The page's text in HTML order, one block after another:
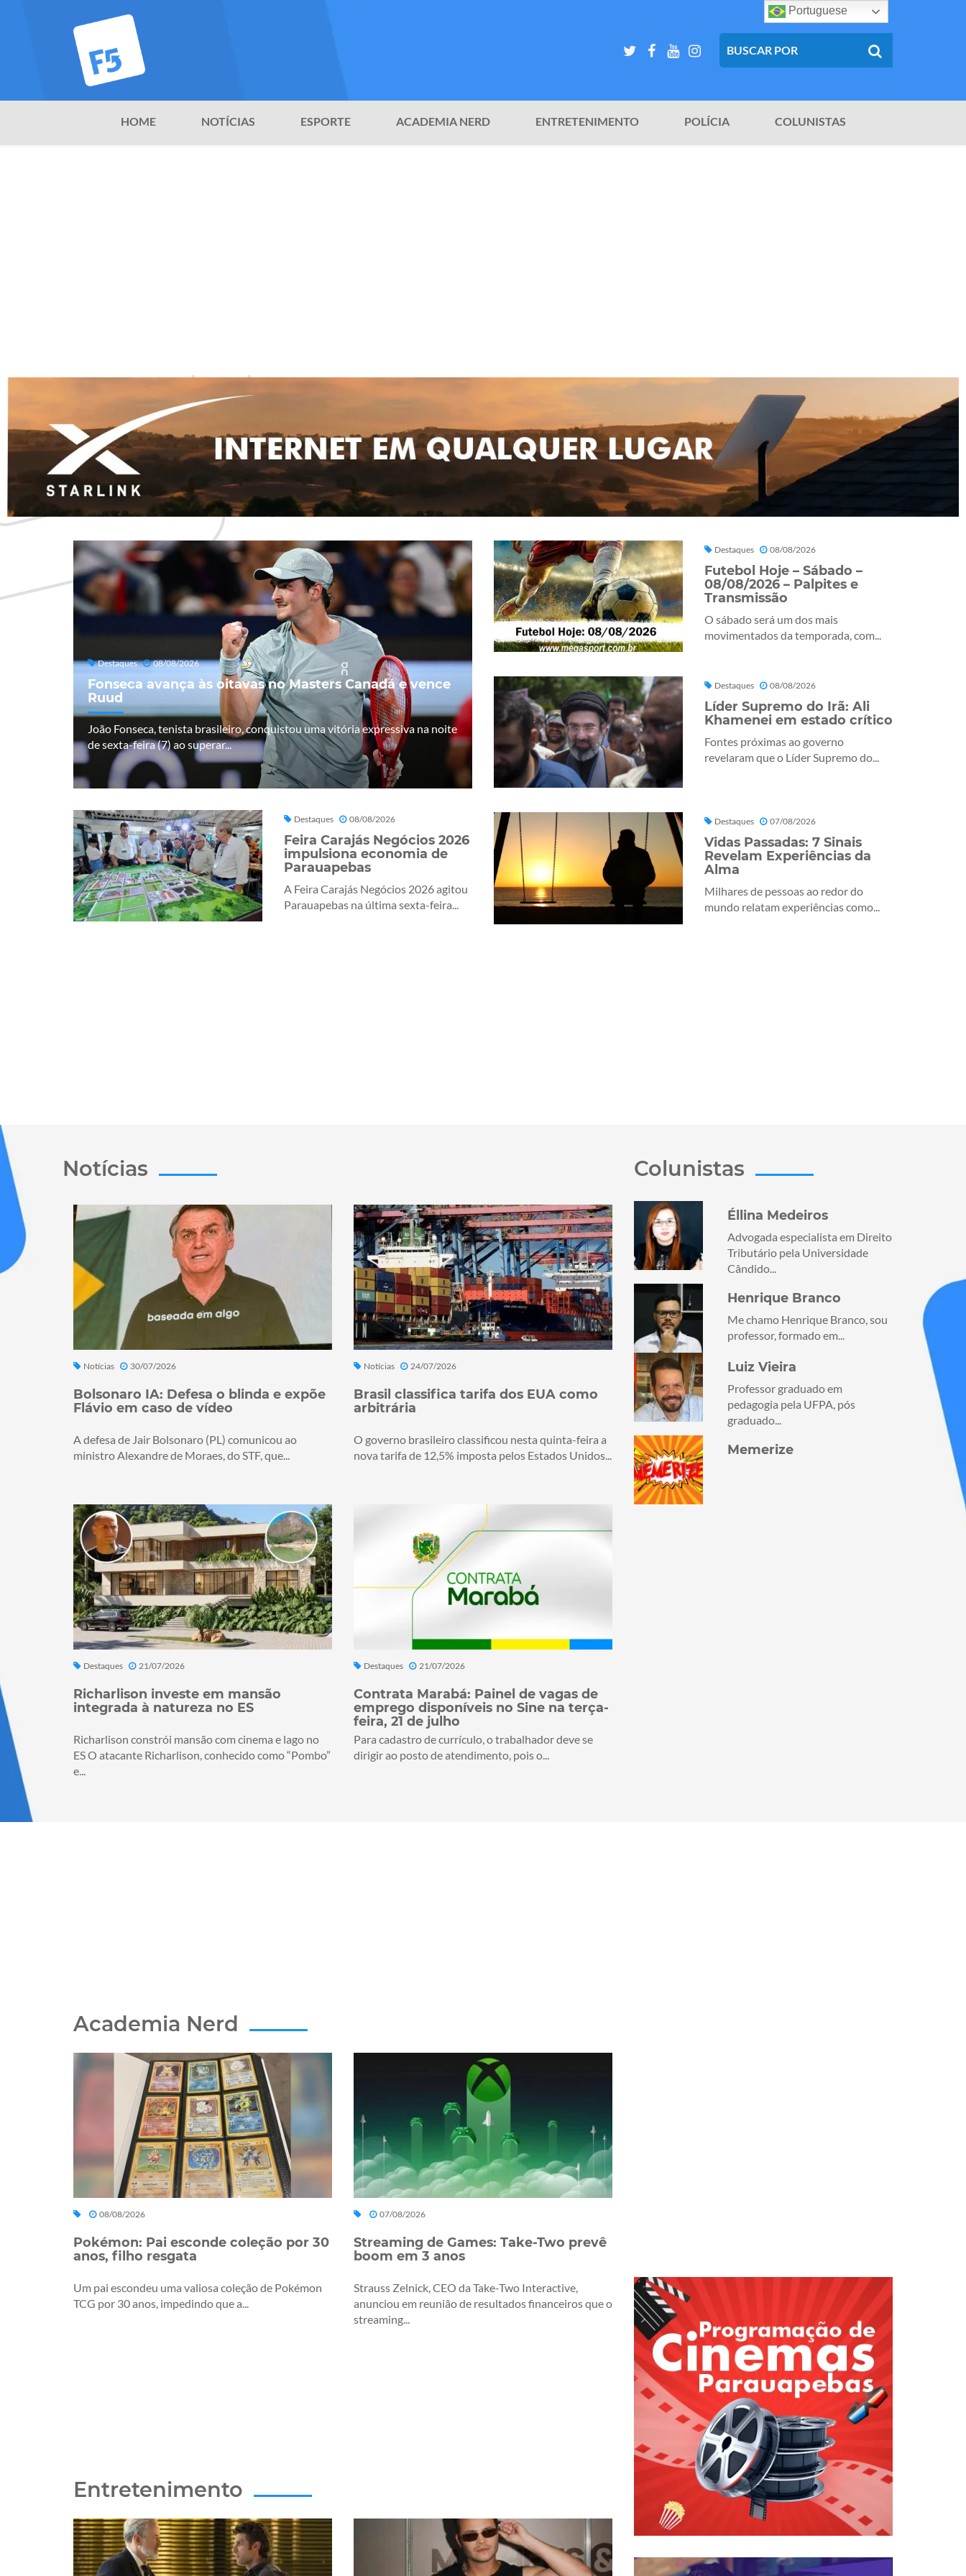
HOME NOTÍCIAS ESPORTE ACADEMIA NERD ENTRETENIMENTO POLÍCIA COLUNISTAS
Destaques 08/08/2026
Fonseca avança às oitavas no Masters Canadá e vence
Ruud
João Fonseca, tenista brasileiro, conquistou uma vitória expressiva na noite
de sexta-feira (7) ao superar...
Destaques 08/08/2026
Feira Carajás Negócios 2026
impulsiona economia de
Parauapebas
A Feira Carajás Negócios 2026 agitou
Parauapebas na última sexta-feira...
Destaques 08/08/2026
Futebol Hoje – Sábado –
08/08/2026 – Palpites e
Transmissão
O sábado será um dos mais
movimentados da temporada, com...
Destaques 08/08/2026
Líder Supremo do Irã: Ali
Khamenei em estado crítico
Fontes próximas ao governo
revelaram que o Líder Supremo do...
Destaques 07/08/2026
Vidas Passadas: 7 Sinais
Revelam Experiências da
Alma
Milhares de pessoas ao redor do
mundo relatam experiências como...
Notícias
Notícias 30/07/2026
Bolsonaro IA: Defesa o blinda e expõe
Flávio em caso de vídeo
A defesa de Jair Bolsonaro (PL) comunicou ao
ministro Alexandre de Moraes, do STF, que...
Notícias 24/07/2026
Brasil classifica tarifa dos EUA como
arbitrária
O governo brasileiro classificou nesta quinta-feira a
nova tarifa de 12,5% imposta pelos Estados Unidos...
Destaques 21/07/2026
Richarlison investe em mansão
integrada à natureza no ES
Richarlison constrói mansão com cinema e lago no
ES O atacante Richarlison, conhecido como “Pombo”
e...
Destaques 21/07/2026
Contrata Marabá: Painel de vagas de
emprego disponíveis no Sine na terça-
feira, 21 de julho
Para cadastro de currículo, o trabalhador deve se
dirigir ao posto de atendimento, pois o...
Colunistas
Éllina Medeiros
Advogada especialista em Direito
Tributário pela Universidade
Cândido...
Henrique Branco
Me chamo Henrique Branco, sou
professor, formado em...
Luiz Vieira
Professor graduado em
pedagogia pela UFPA, pós
graduado...
Memerize
Academia Nerd
08/08/2026
Pokémon: Pai esconde coleção por 30
anos, filho resgata
Um pai escondeu uma valiosa coleção de Pokémon
TCG por 30 anos, impedindo que a...
07/08/2026
Streaming de Games: Take-Two prevê
boom em 3 anos
Strauss Zelnick, CEO da Take-Two Interactive,
anunciou em reunião de resultados financeiros que o
streaming...
Entretenimento
Portuguese